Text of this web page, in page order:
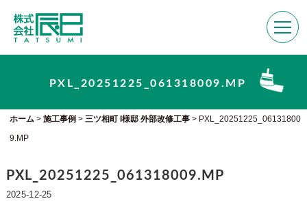
PXL_20251225_061318009.MP
ホーム> 施工事例 > 三ツ相町 I様邸 外部改修工事> PXL_20251225_06131800
9.MP
PXL_20251225_061318009.MP
2025-12-25